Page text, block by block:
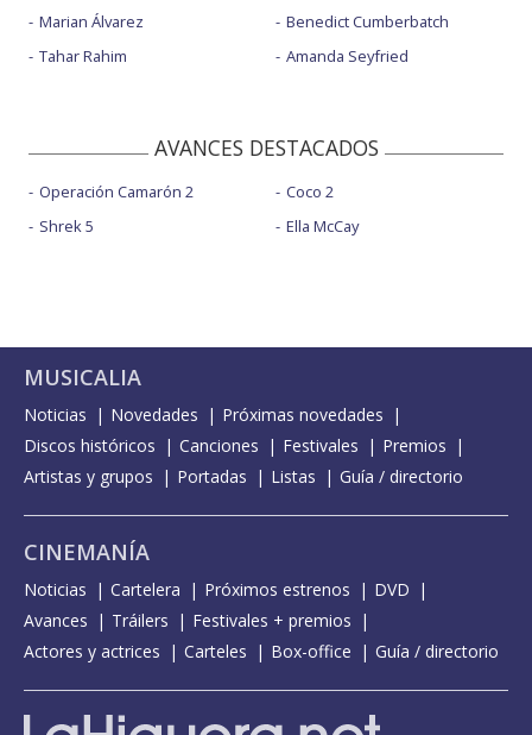
Marian Álvarez
Tahar Rahim
Benedict Cumberbatch
Amanda Seyfried
AVANCES DESTACADOS
Operación Camarón 2
Shrek 5
Coco 2
Ella McCay
MUSICALIA
Noticias Novedades
Próximas novedades
Discos históricos
Canciones Festivales
Premios
Artistas y grupos
Portadas Listas Guía / directorio
CINEMANÍA
Noticias Cartelera Próximos estrenos
DVD
Avances
Tráilers
Festivales + premios
Actores y actrices
Carteles Box-office Guía / directorio